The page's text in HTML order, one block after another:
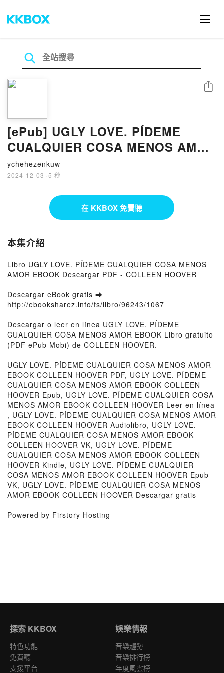
[ePub] UGLY LOVE. PÍDEME
CUALQUIER COSA MENOS AMOR
EBOOK descargar gratis
ychehezenkuw
2024-12-03 · 5 秒
分享
在 KKBOX 免費聽
本集介紹
Libro UGLY LOVE. PÍDEME CUALQUIER COSA MENOS
AMOR EBOOK Descargar PDF - COLLEEN HOOVER
Descargar eBook gratis ➡
http://ebooksharez.info/fs/libro/96243/1067
Descargar o leer en línea UGLY LOVE. PÍDEME
CUALQUIER COSA MENOS AMOR EBOOK Libro gratuito
(PDF ePub Mobi) de COLLEEN HOOVER.
UGLY LOVE. PÍDEME CUALQUIER COSA MENOS AMOR
EBOOK COLLEEN HOOVER PDF, UGLY LOVE. PÍDEME
CUALQUIER COSA MENOS AMOR EBOOK COLLEEN
HOOVER Epub, UGLY LOVE. PÍDEME CUALQUIER COSA
MENOS AMOR EBOOK COLLEEN HOOVER Leer en línea
, UGLY LOVE. PÍDEME CUALQUIER COSA MENOS AMOR
EBOOK COLLEEN HOOVER Audiolibro, UGLY LOVE.
PÍDEME CUALQUIER COSA MENOS AMOR EBOOK
COLLEEN HOOVER VK, UGLY LOVE. PÍDEME
CUALQUIER COSA MENOS AMOR EBOOK COLLEEN
HOOVER Kindle, UGLY LOVE. PÍDEME CUALQUIER
COSA MENOS AMOR EBOOK COLLEEN HOOVER Epub
VK, UGLY LOVE. PÍDEME CUALQUIER COSA MENOS
AMOR EBOOK COLLEEN HOOVER Descargar gratis
Powered by Firstory Hosting
探索 KKBOX
特色功能
免費聽
支援平台
娛樂情報
音樂趨勢
音樂排行榜
年度風雲榜